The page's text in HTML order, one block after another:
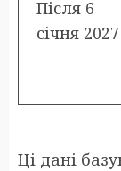
Після 6
січня 2027
Ці дані